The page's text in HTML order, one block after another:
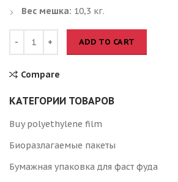
Вес мешка: 10,3 кг.
ADD TO CART
Compare
КАТЕГОРИИ ТОВАРОВ
Buy polyethylene film
Биоразлагаемые пакеты
Бумажная упаковка для фаст фуда